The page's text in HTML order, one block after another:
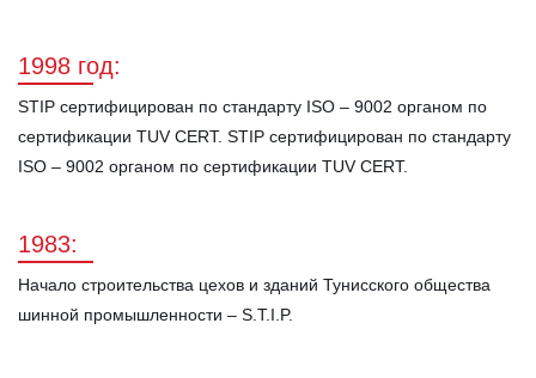
1998 год:
STIP сертифицирован по стандарту ISO – 9002 органом по
сертификации TUV CERT. STIP сертифицирован по стандарту
ISO – 9002 органом по сертификации TUV CERT.
1983:
Начало строительства цехов и зданий Тунисского общества
шинной промышленности – S.T.I.P.